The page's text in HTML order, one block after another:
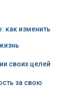
как изменить
своих целей
за свою